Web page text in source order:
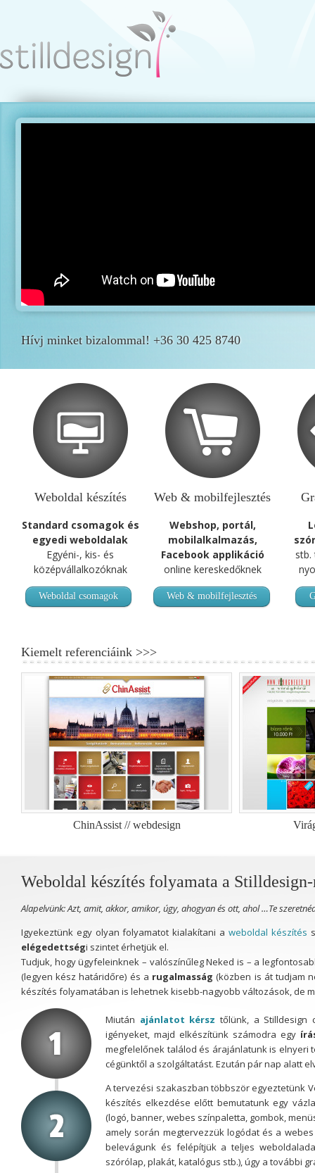
Hívj minket bizalommal! +36 30 425 8740
Weboldal készítés
Standard csomagok és
egyedi weboldalak
Egyéni-, kis- és
középvállalkozóknak
Weboldal csomagok
Web & mobilfejlesztés
Webshop, portál,
mobilalkalmazás,
Facebook applikáció
online kereskedőknek
Web & mobilfejlesztés
stb.
Kiemelt referenciáink >>>
ChinAssist // webdesign
Weboldal készítés folyamata a
Alapelvünk: Azt, amit, akkor, amikor, úgy, ahogyan és ott, ahol …Te
Igyekeztünk egy olyan folyamatot kialakítani a weboldal készítés
elégedettségi szintet érhetjük el.
Tudjuk, hogy ügyfeleinknek – valószínűleg Neked is – a
(legyen kész határidőre) és a rugalmasság (közben is át tudjam
készítés folyamatában is lehetnek kisebb-nagyobb változások, de
Miután ajánlatot kérsz tőlünk, a
igényeket, majd elkészítünk számodra egy
megfelelőnek találod és árajánlatunk is elnyeri
cégünktől a szolgáltatást. Ezután pár nap alatt
A tervezési szakaszban többször egyeztetünk
készítés elkezdése előtt bemutatunk egy
(logó, banner, webes színpaletta, gombok,
amely során megtervezzük logódat és a
belevágunk és felépítjük a teljes
szórólap, plakát, katalógus stb.), úgy a további